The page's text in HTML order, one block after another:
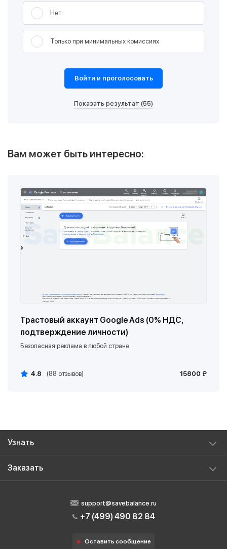
Нет
Только при минимальных комиссиях
Войти и проголосовать
Показать результат (55)
Вам может быть интересно:
Трастовый аккаунт Google Ads (0% НДС,
подтверждение личности)
Безопасная реклама в любой стране
4.8 (88 отзывов) 15800 ₽
Узнать
Как подтвердить личность рекламодателя Google Ads
Заказать
Разблокировка Яндекс Директ
Подтверждение коммерческой деятельности Google Ads
Оставить сообщение
+7 (499) 490 82 84
support@savebalance.ru